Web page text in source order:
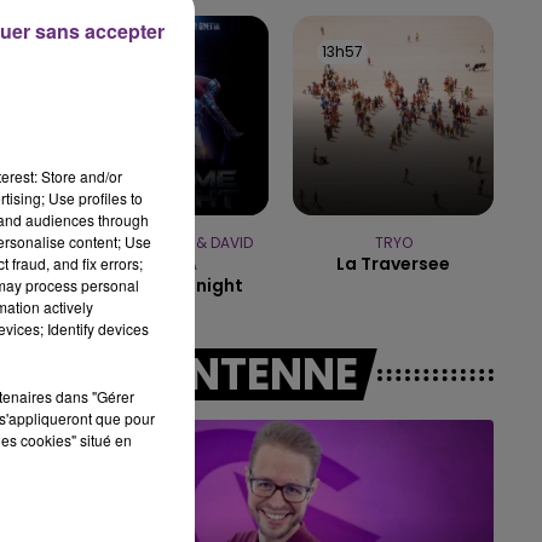
7h00 - 12h00
LE WEEK-END CHAMPAGNE FM
JENNIFER LOPEZ & DAVID
GUETTA
Save Me Tonight
13h57
13h57
TRYO
La Traversee
A L'ANTENNE
Store and/or
Use profiles to
audiences through
content; Use
fraud, and fix errors;
process personal
actively
Identify devices
dans "Gérer
que pour
cookies" situé en
sans accepter